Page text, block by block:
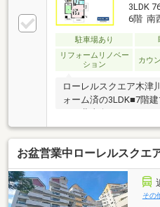
3LDK
6階 南
駐車場あり
リフォームリノベー
ション
カウ
ローレルスクエア木津
ォーム済の3LDK■7階
たりは良好
お盆営業中ローレルスクエ
その